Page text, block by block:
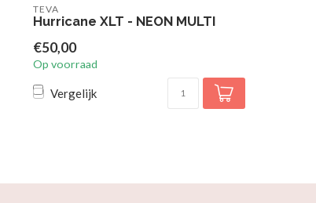
TEVA
Hurricane XLT - NEON MULTI
€50,00
Op voorraad
Vergelijk